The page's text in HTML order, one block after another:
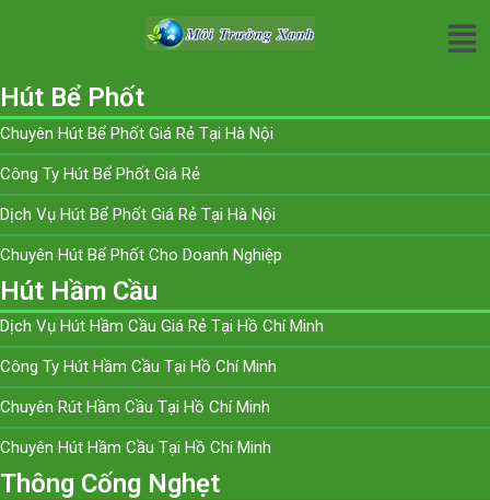
Hút Bể Phốt
Chuyên Hút Bể Phốt Giá Rẻ Tại Hà Nội
Công Ty Hút Bể Phốt Giá Rẻ
Dịch Vụ Hút Bể Phốt Giá Rẻ Tại Hà Nội
Chuyên Hút Bể Phốt Cho Doanh Nghiệp
Hút Hầm Cầu
Dịch Vụ Hút Hầm Cầu Giá Rẻ Tại Hồ Chí Minh
Công Ty Hút Hầm Cầu Tại Hồ Chí Minh
Chuyên Rút Hầm Cầu Tại Hồ Chí Minh
Chuyên Hút Hầm Cầu Tại Hồ Chí Minh
Thông Cống Nghẹt